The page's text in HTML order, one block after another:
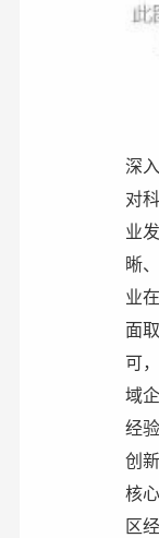
深
对
业
晰
业
面
可
域
经
创
核
区